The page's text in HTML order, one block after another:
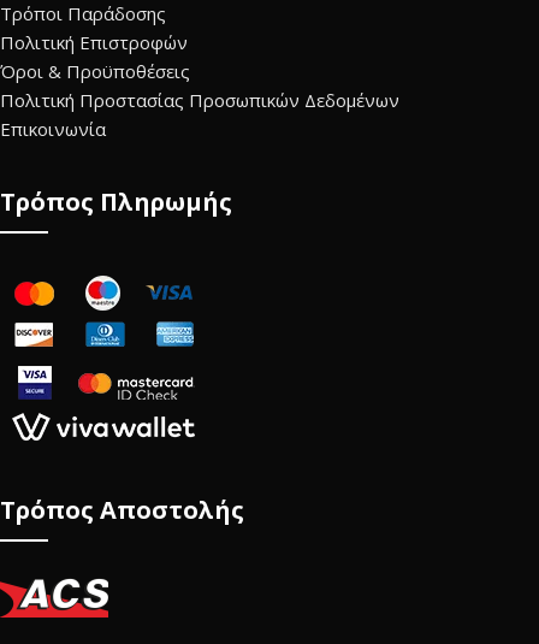
Τρόποι Παράδοσης
Πολιτική Επιστροφών
Όροι & Προϋποθέσεις
Πολιτική Προστασίας Προσωπικών Δεδομένων
Επικοινωνία
Τρόπος Πληρωμής
Τρόπος Αποστολής